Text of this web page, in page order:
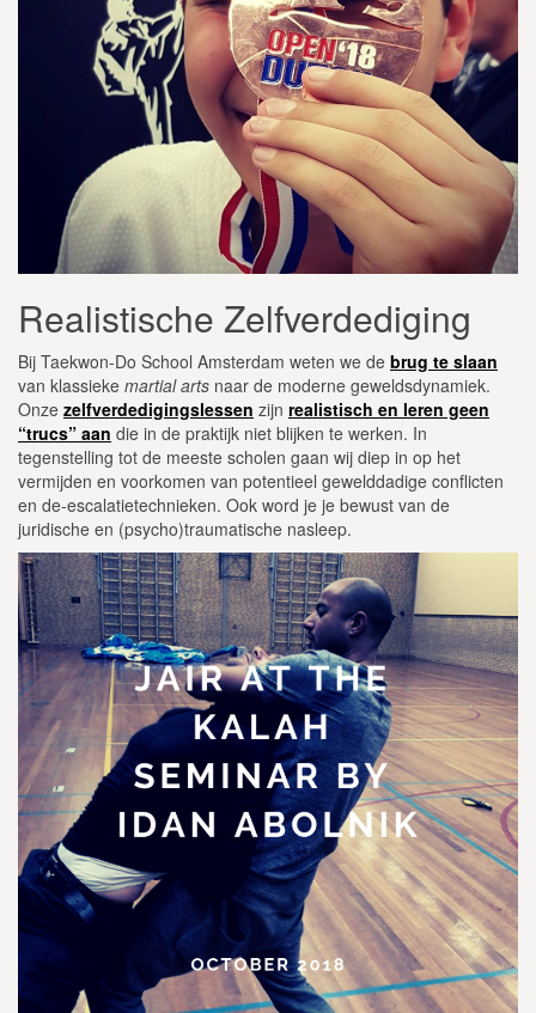
Realistische Zelfverdediging
Bij Taekwon-Do School Amsterdam weten we de brug te slaan
van klassieke martial arts naar de moderne geweldsdynamiek.
Onze zelfverdedigingslessen zijn realistisch en leren geen
“trucs” aan die in de praktijk niet blijken te werken. In
tegenstelling tot de meeste scholen gaan wij diep in op het
vermijden en voorkomen van potentieel gewelddadige conflicten
en de-escalatietechnieken. Ook word je je bewust van de
juridische en (psycho)traumatische nasleep.